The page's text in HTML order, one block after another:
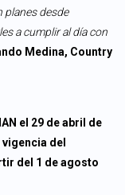
planes desde
a cumplir al día con
Medina, Country
el 29 de abril de
del
del 1 de agosto